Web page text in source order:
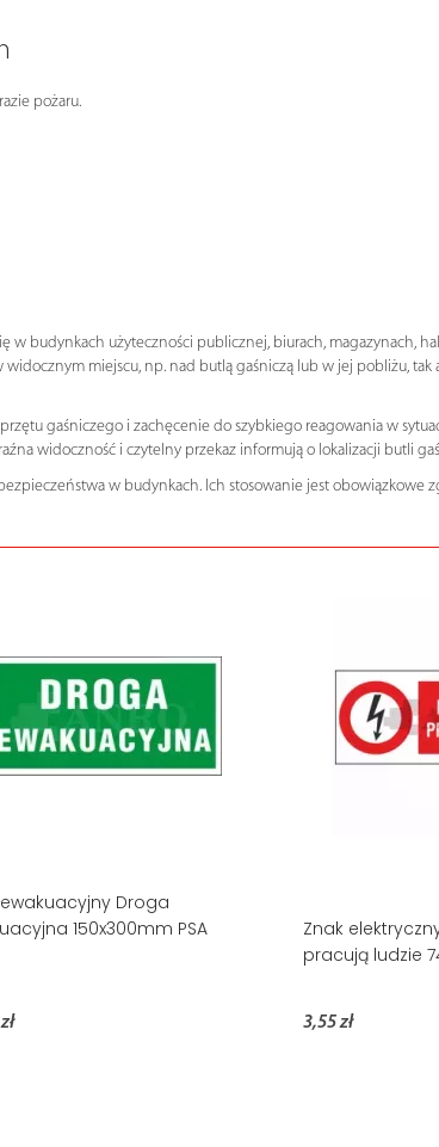
pożaru.
w budynkach użyteczności publicznej, biurach,
miejscu, np. nad butlą gaśniczą lub w jej pobliżu, tak
gaśniczego i zachęcenie do szybkiego reagowania w
widoczność i czytelny przekaz informują o lokalizacji butli
w budynkach. Ich stosowanie jest
Droga
150x300mm PSA
Znak
pracują ludzie
3,55 zł